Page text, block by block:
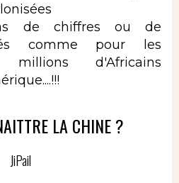
de chiffres ou de
comme pour les
millions d'Africains
LA CHINE ?
JiPail